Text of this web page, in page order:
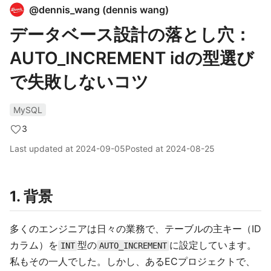
@dennis_wang (dennis wang)
データベース設計の落とし穴：
AUTO_INCREMENT idの型選び
で失敗しないコツ
MySQL
3
Last updated at 2024-09-05Posted at 2024-08-25
1. 背景
多くのエンジニアは日々の業務で、テーブルの主キー（ID
カラム）を INT 型の AUTO_INCREMENT に設定しています。
私もその一人でした。しかし、あるECプロジェクトで、